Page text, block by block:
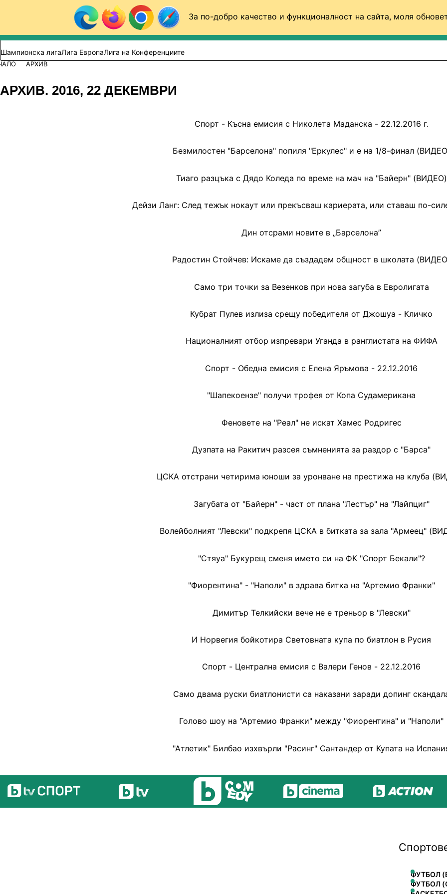
За по-добро качество и функционалност на сайта, моля
Към съдържанието
Търси в сайта
ВИДЕО ФУТБОЛ (БГ)
Шампионска лигаЛига ЕвропаЛига на Конференциите
АРХИВ
АРХИВ. 2016, 22 ДЕКЕМВРИ
Спорт - Късна емисия с Николета Маданска - 22.12.2016 г.
Безмилостен "Барселона" попиля "Еркулес" и е на 1/8-финал
Тиаго разцъка с Дядо Коледа по време на мач на "Байерн" (ВИДЕО)
Дейзи Ланг: След тежък нокаут или прекъсваш кариерата, или ставаш по-
Дин отсрами новите в „Барселона”
Радостин Стойчев: Искаме да създадем общност в школата
Само три точки за Везенков при нова загуба в Евролигата
Кубрат Пулев излиза срещу победителя от Джошуа - Кличко
Националният отбор изпревари Уганда в ранглистата на ФИФА
Спорт - Обедна емисия с Елена Яръмова - 22.12.2016
"Шапекоензе" получи трофея от Копа Судамерикана
Феновете на "Реал" не искат Хамес Родригес
Дузпата на Ракитич разсея съмненията за раздор с "Барса"
ЦСКА отстрани четирима юноши за уронване на престижа на клуба
Загубата от "Байерн" - част от плана "Лестър" на "Лайпциг"
Волейболният "Левски" подкрепя ЦСКА в битката за зала "Армеец"
"Стяуа" Букурещ сменя името си на ФК "Спорт Бекали"?
"Фиорентина" - "Наполи" в здрава битка на "Артемио Франки"
Димитър Телкийски вече не е треньор в "Левски"
И Норвегия бойкотира Световната купа по биатлон в Русия
Спорт - Централна емисия с Валери Генов - 22.12.2016
Само двама руски биатлонисти са наказани заради допинг
Голово шоу на "Артемио Франки" между "Фиорентина" и "Наполи"
"Атлетик" Билбао изхвърли "Расинг" Сантандер от Купата на
ФУТБОЛ
ФУТБОЛ